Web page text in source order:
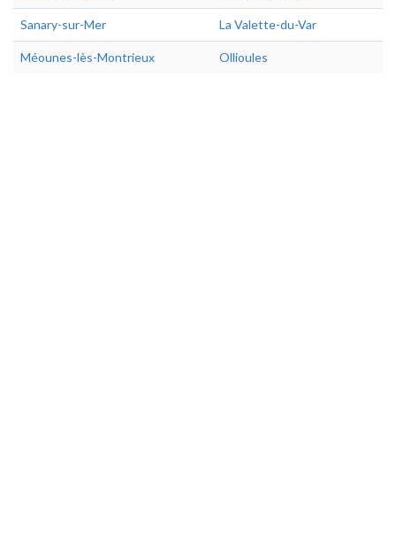
Sanary-sur-Mer La Valette-du-Var
Méounes-lès-Montrieux Ollioules